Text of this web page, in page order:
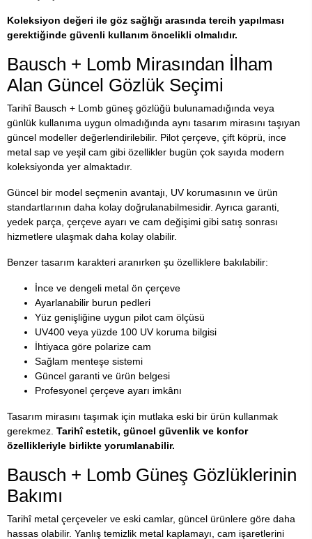
Koleksiyon değeri ile göz sağlığı arasında tercih yapılması
gerektiğinde güvenli kullanım öncelikli olmalıdır.
Bausch + Lomb Mirasından İlham
Alan Güncel Gözlük Seçimi
Tarihî Bausch + Lomb güneş gözlüğü bulunamadığında veya
günlük kullanıma uygun olmadığında aynı tasarım mirasını taşıyan
güncel modeller değerlendirilebilir. Pilot çerçeve, çift köprü, ince
metal sap ve yeşil cam gibi özellikler bugün çok sayıda modern
koleksiyonda yer almaktadır.
Güncel bir model seçmenin avantajı, UV korumasının ve ürün
standartlarının daha kolay doğrulanabilmesidir. Ayrıca garanti,
yedek parça, çerçeve ayarı ve cam değişimi gibi satış sonrası
hizmetlere ulaşmak daha kolay olabilir.
Benzer tasarım karakteri aranırken şu özelliklere bakılabilir:
İnce ve dengeli metal ön çerçeve
Ayarlanabilir burun pedleri
Yüz genişliğine uygun pilot cam ölçüsü
UV400 veya yüzde 100 UV koruma bilgisi
İhtiyaca göre polarize cam
Sağlam menteşe sistemi
Güncel garanti ve ürün belgesi
Profesyonel çerçeve ayarı imkânı
Tasarım mirasını taşımak için mutlaka eski bir ürün kullanmak
gerekmez. Tarihî estetik, güncel güvenlik ve konfor
özellikleriyle birlikte yorumlanabilir.
Bausch + Lomb Güneş Gözlüklerinin
Bakımı
Tarihî metal çerçeveler ve eski camlar, güncel ürünlere göre daha
hassas olabilir. Yanlış temizlik metal kaplamayı, cam işaretlerini